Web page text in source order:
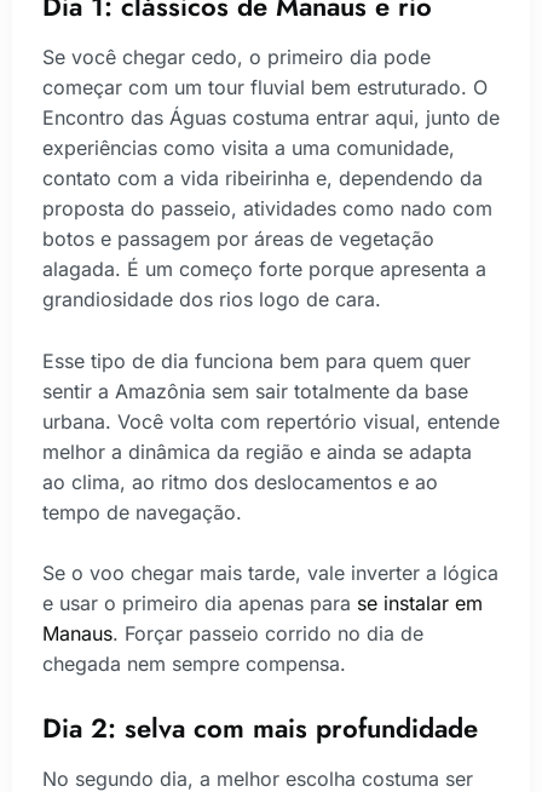
Se você chegar cedo, o primeiro dia pode
começar com um tour fluvial bem estruturado. O
Encontro das Águas costuma entrar aqui, junto de
experiências como visita a uma comunidade,
contato com a vida ribeirinha e, dependendo da
proposta do passeio, atividades como nado com
botos e passagem por áreas de vegetação
alagada. É um começo forte porque apresenta a
grandiosidade dos rios logo de cara.
Esse tipo de dia funciona bem para quem quer
sentir a Amazônia sem sair totalmente da base
urbana. Você volta com repertório visual, entende
melhor a dinâmica da região e ainda se adapta
ao clima, ao ritmo dos deslocamentos e ao
tempo de navegação.
Se o voo chegar mais tarde, vale inverter a lógica
e usar o primeiro dia apenas para se instalar em
Manaus. Forçar passeio corrido no dia de
chegada nem sempre compensa.
Dia 2: selva com mais profundidade
No segundo dia, a melhor escolha costuma ser